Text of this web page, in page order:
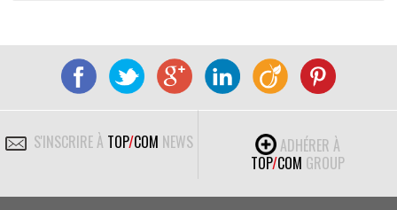
S'INSCRIRE À TOP/COM NEWS
ADHÉRER À
TOP/COM GROUP